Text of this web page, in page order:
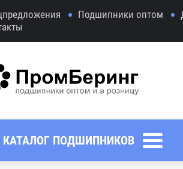
Подшипники оптом
КАТАЛОГ ПОДШИПНИКОВ